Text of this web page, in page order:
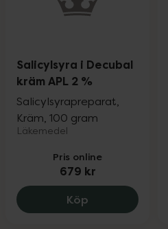
Salicylsyra i Decubal
kräm APL 2 %
Salicylsyrapreparat,
Kräm, 100 gram
Läkemedel
Pris online
679 kr
Köp Salicylsyra i